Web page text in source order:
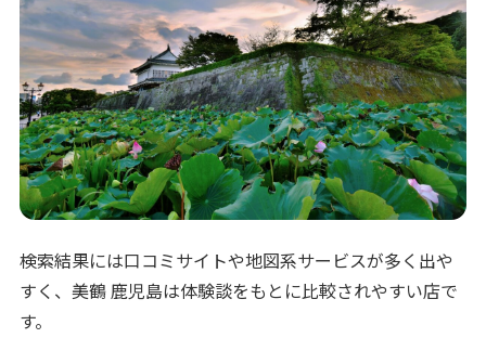
検索結果には口コミサイトや地図系サービスが多く出や
すく、美鶴 鹿児島は体験談をもとに比較されやすい店で
す。